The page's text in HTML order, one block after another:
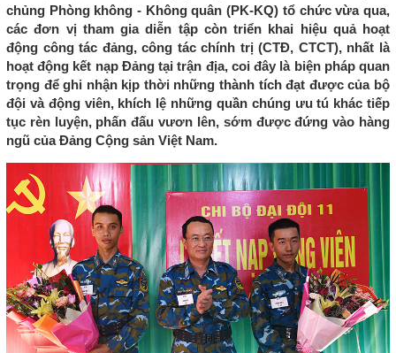
chủng Phòng không - Không quân (PK-KQ) tổ chức vừa qua,
các đơn vị tham gia diễn tập còn triển khai hiệu quả hoạt
động công tác đảng, công tác chính trị (CTĐ, CTCT), nhất là
hoạt động kết nạp Đảng tại trận địa, coi đây là biện pháp quan
trọng để ghi nhận kịp thời những thành tích đạt được của bộ
đội và động viên, khích lệ những quần chúng ưu tú khác tiếp
tục rèn luyện, phấn đấu vươn lên, sớm được đứng vào hàng
ngũ của Đảng Cộng sản Việt Nam.